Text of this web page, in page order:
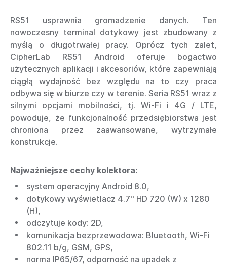
RS51 usprawnia gromadzenie danych. Ten
nowoczesny terminal dotykowy jest zbudowany z
myślą o długotrwałej pracy. Oprócz tych zalet,
CipherLab RS51 Android oferuje bogactwo
użytecznych aplikacji i akcesoriów, które zapewniają
ciągłą wydajność bez względu na to czy praca
odbywa się w biurze czy w terenie. Seria RS51 wraz z
silnymi opcjami mobilności, tj. Wi-Fi i 4G / LTE,
powoduje, że funkcjonalność przedsiębiorstwa jest
chroniona przez zaawansowane, wytrzymałe
konstrukcje.
Najważniejsze cechy kolektora:
system operacyjny Android 8.0,
dotykowy wyświetlacz 4.7'' HD 720 (W) x 1280
(H),
odczytuje kody: 2D,
komunikacja bezprzewodowa: Bluetooth, Wi-Fi
802.11 b/g, GSM, GPS,
norma IP65/67, odporność na upadek z